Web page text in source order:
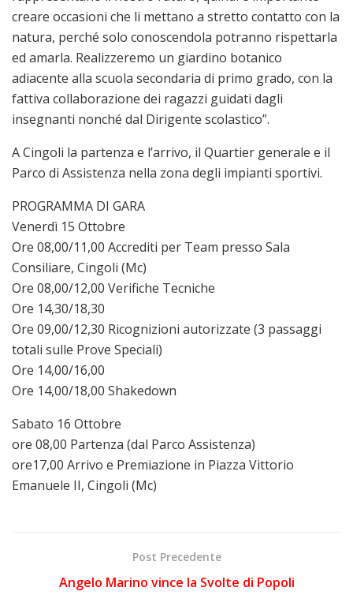
creare occasioni che li mettano a stretto contatto con la
natura, perché solo conoscendola potranno rispettarla
ed amarla. Realizzeremo un giardino botanico
adiacente alla scuola secondaria di primo grado, con la
fattiva collaborazione dei ragazzi guidati dagli
insegnanti nonché dal Dirigente scolastico”.
A Cingoli la partenza e l’arrivo, il Quartier generale e il
Parco di Assistenza nella zona degli impianti sportivi.
PROGRAMMA DI GARA
Venerdì 15 Ottobre
Ore 08,00/11,00 Accrediti per Team presso Sala
Consiliare, Cingoli (Mc)
Ore 08,00/12,00 Verifiche Tecniche
Ore 14,30/18,30
Ore 09,00/12,30 Ricognizioni autorizzate (3 passaggi
totali sulle Prove Speciali)
Ore 14,00/16,00
Ore 14,00/18,00 Shakedown
Sabato 16 Ottobre
ore 08,00 Partenza (dal Parco Assistenza)
ore17,00 Arrivo e Premiazione in Piazza Vittorio
Emanuele II, Cingoli (Mc)
Post Precedente
Angelo Marino vince la Svolte di Popoli